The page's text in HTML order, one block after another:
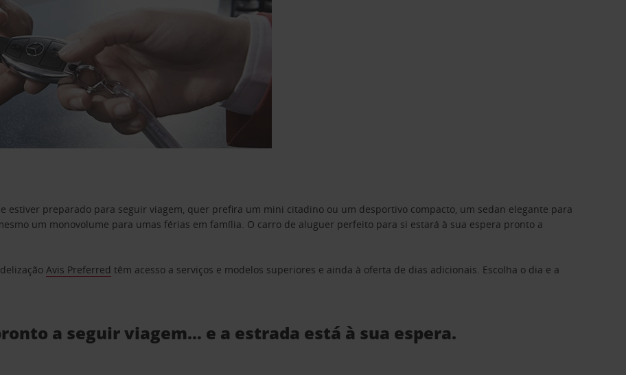
estiver preparado para seguir viagem, quer prefira um mini citadino ou um desportivo compacto, um sedan elegante para
um monovolume para umas férias em família. O carro de aluguer perfeito para si estará à sua espera pronto a
Avis Preferred têm acesso a serviços e modelos superiores e ainda à oferta de dias adicionais. Escolha o dia e a
a seguir viagem… e a estrada está à sua espera.